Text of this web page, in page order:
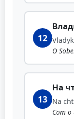
12
O
13
На
Na
Com